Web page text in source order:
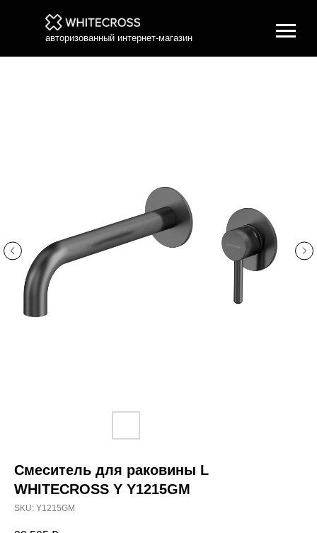
авторизованный интернет-магазин
Смеситель для раковины L
WHITECROSS Y Y1215GM
SKU: Y1215GM